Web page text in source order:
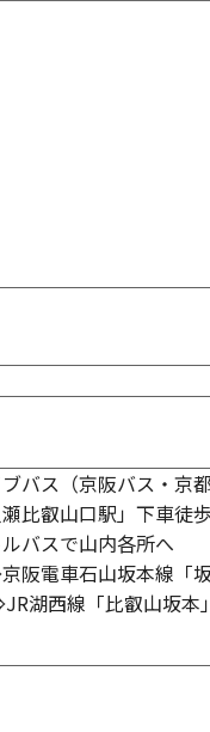
バス（京阪バス・京
比叡山口駅」下車
バスで山内各所へ
阪電車石山坂本線
湖西線「比叡山坂